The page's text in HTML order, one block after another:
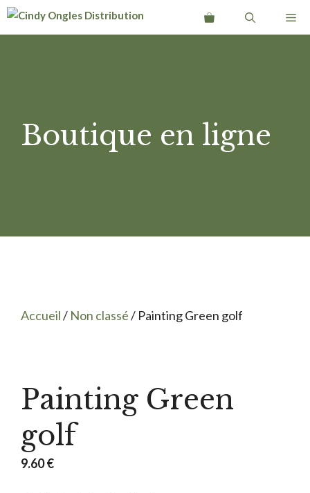
Aller
Boutique en ligne
Accueil/ Non classé/ Painting Green golf
Painting Green
golf
9.60€